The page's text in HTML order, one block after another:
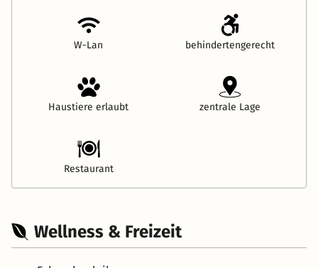
W-Lan behindertengerecht
Haustiere erlaubt zentrale Lage
Restaurant
Wellness & Freizeit